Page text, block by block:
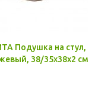
Подушка на стул,
38/35x38x2 см